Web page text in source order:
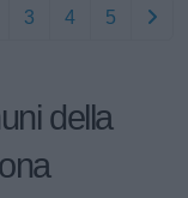
3 4 5
della